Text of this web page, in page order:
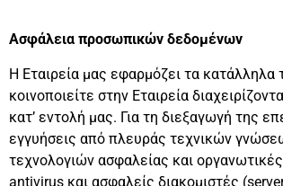
Ασφάλεια προσωπικών δεδομένων
Η Eταιρεία μας εφαρμόζει τα
κοινοποιείτε στην Εταιρεία
κατ’ εντολή μας. Για τη διεξαγωγή της
εγγυήσεις από πλευράς τεχνικών
τεχνολογιών ασφαλείας και
antivirus και ασφαλείς διακομιστές